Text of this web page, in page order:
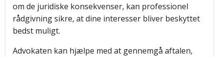
om de juridiske konsekvenser, kan professionel
rådgivning sikre, at dine interesser bliver beskyttet
bedst muligt.
Advokaten kan hjælpe med at gennemgå aftalen,